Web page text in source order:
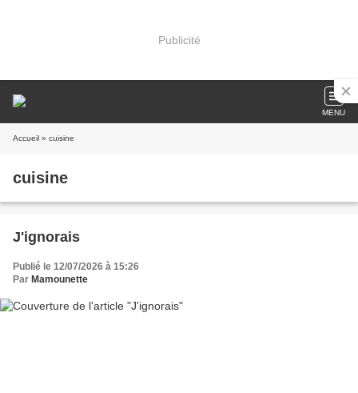
Publicité
MENU
Accueil » cuisine
cuisine
J'ignorais
Publié le 12/07/2026 à 15:26
Par Mamounette